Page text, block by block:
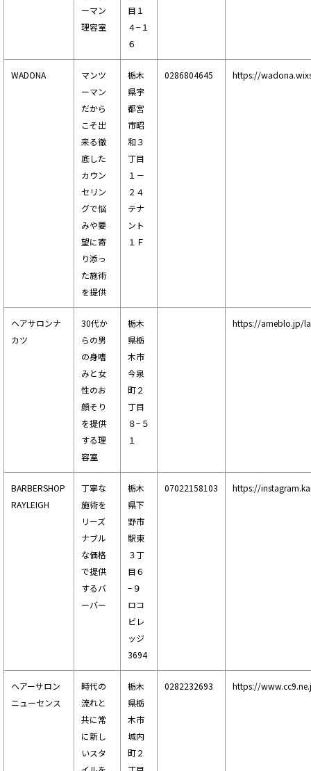
ーマン
理容室
目１
４−１
６
WADONA
マンツ
ーマン
だから
こそ出
来る徹
底した
カウン
セリン
グで悩
みや要
望に寄
り添っ
た施術
を提供
栃木
県宇
都宮
市昭
和３
丁目
１－
２４
テナ
ント
１Ｆ
0286804645 https://
ヘアサロンナ
カツ
30代か
らの男
の身嗜
みと女
性のお
顔そり
を提供
する理
容室
栃木
県栃
木市
今泉
町２
丁目
８−５
１
https://ameblo.jp/
BARBERSHOP
RAYLEIGH
丁寧な
施術を
リーズ
ナブル
な価格
で提供
するバ
ーバー
栃木
県下
野市
駅東
３丁
目６
−９
ロコ
ビレ
ッジ
3694
07022158103 https://
ヘアーサロン
ニューセンス
時代の
流れと
共に常
に新し
いスタ
栃木
県栃
木市
城内
町２
0282232693 https://